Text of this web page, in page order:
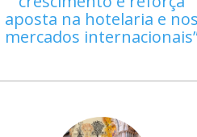
aposta na hotelaria e nos
mercados internacionais